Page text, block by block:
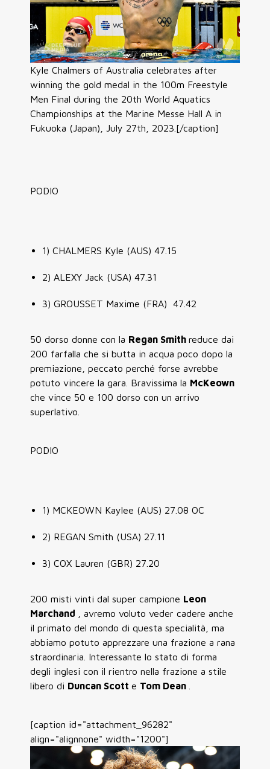
Kyle Chalmers of Australia celebrates after
winning the gold medal in the 100m Freestyle
Men Final during the 20th World Aquatics
Championships at the Marine Messe Hall A in
Fukuoka (Japan), July 27th, 2023.[/caption]
PODIO
1) CHALMERS Kyle (AUS) 47.15
2) ALEXY Jack (USA) 47.31
3) GROUSSET Maxime (FRA) 47.42
50 dorso donne con la Regan Smith reduce dai
200 farfalla che si butta in acqua poco dopo la
premiazione, peccato perché forse avrebbe
potuto vincere la gara. Bravissima la McKeown
che vince 50 e 100 dorso con un arrivo
superlativo.
PODIO
1) MCKEOWN Kaylee (AUS) 27.08 OC
2) REGAN Smith (USA) 27.11
3) COX Lauren (GBR) 27.20
200 misti vinti dal super campione Leon
Marchand
, avremo voluto veder cadere anche
il primato del mondo di questa specialità, ma
abbiamo potuto apprezzare una frazione a rana
straordinaria. Interessante lo stato di forma
degli inglesi con il rientro nella frazione a stile
libero di Duncan Scott e Tom Dean
[caption id="attachment_96282"
align="alignnone" width="1200"]